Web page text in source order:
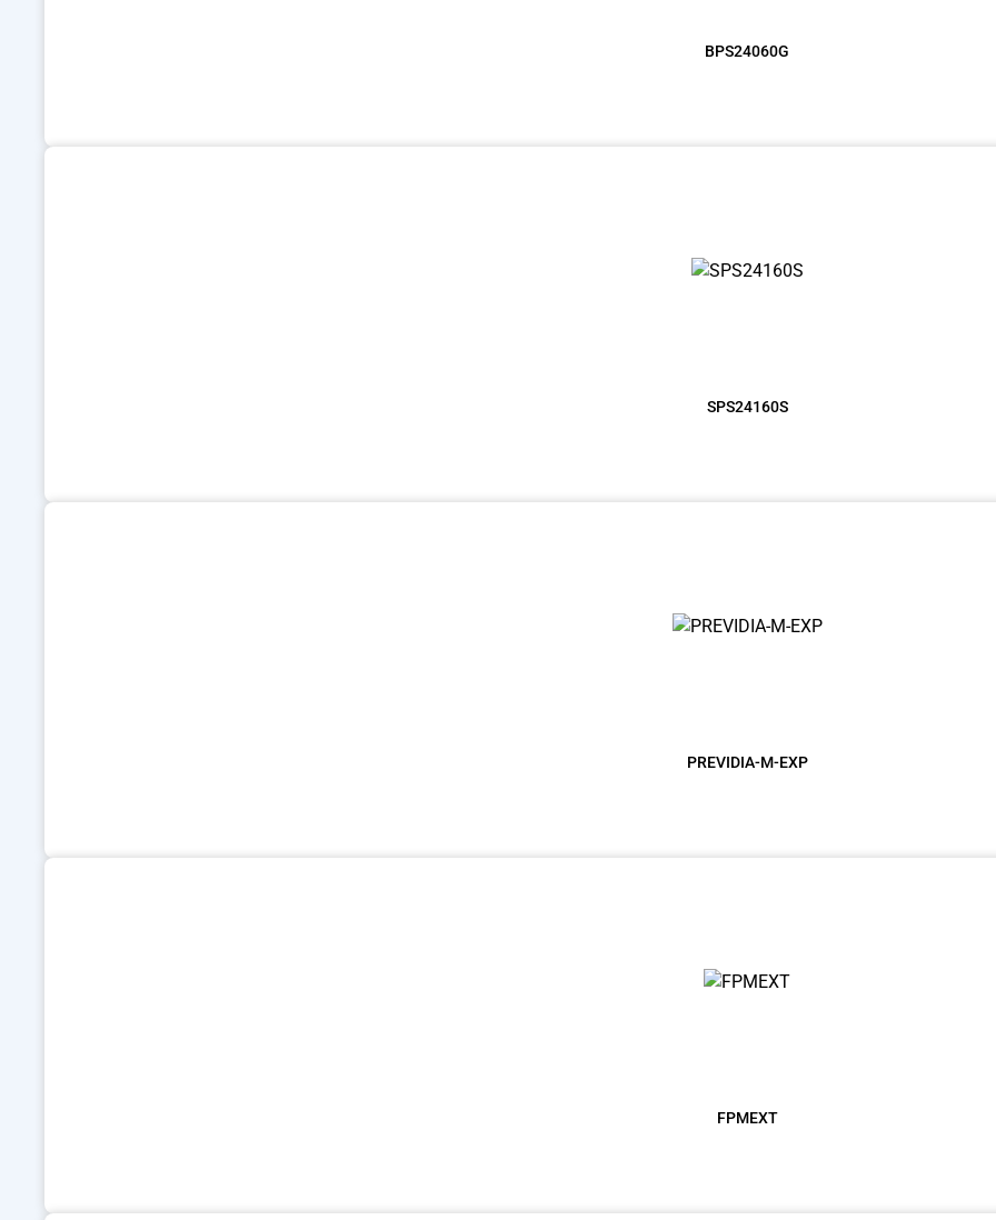
BPS24060G
SPS24160S
PREVIDIA-M-EXP
FPMEXT